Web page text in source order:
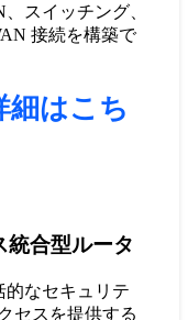
スイッチング、
接続を構築で
細はこち
統合型ルータ
的なセキュリテ
セスを提供する